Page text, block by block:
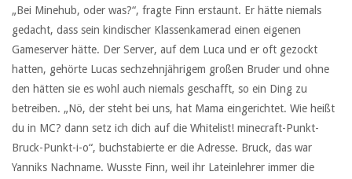
„Bei Minehub, oder was?“, fragte Finn erstaunt. Er hätte niemals
gedacht, dass sein kindischer Klassenkamerad einen eigenen
Gameserver hätte. Der Server, auf dem Luca und er oft gezockt
hatten, gehörte Lucas sechzehnjährigem großen Bruder und ohne
den hätten sie es wohl auch niemals geschafft, so ein Ding zu
betreiben. „Nö, der steht bei uns, hat Mama eingerichtet. Wie heißt
du in MC? dann setz ich dich auf die Whitelist! minecraft-Punkt-
Bruck-Punkt-i-o“, buchstabierte er die Adresse. Bruck, das war
Yanniks Nachname. Wusste Finn, weil ihr Lateinlehrer immer die